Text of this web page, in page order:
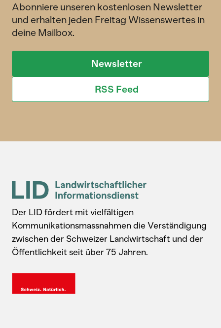
Abonniere unseren kostenlosen Newsletter
und erhalten jeden Freitag Wissenswertes in
deine Mailbox.
Newsletter
RSS Feed
Der LID fördert mit vielfältigen
Kommunikationsmassnahmen die Verständigung
zwischen der Schweizer Landwirtschaft und der
Öffentlichkeit seit über 75 Jahren.